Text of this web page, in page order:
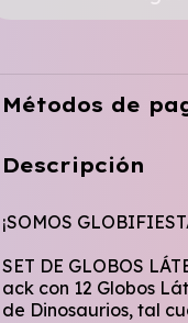
Métodos de
Descripción
¡SOMOS
SET DE GLOBOS
ack con 12 Globos
de Dinosaurios, tal